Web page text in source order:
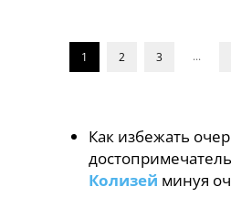
1 2 3 ...
Как избежать
Колизей минуя